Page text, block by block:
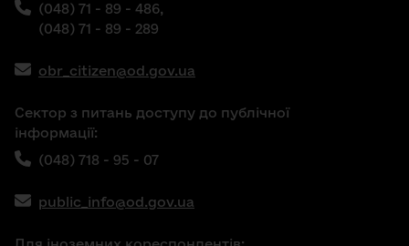
(048) 71 - 89 - 486,
(048) 71 - 89 - 289
obr_citizen@od.gov.ua
Сектор з питань доступу до публічної
інформації:
(048) 718 - 95 - 07
public_info@od.gov.ua